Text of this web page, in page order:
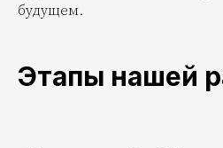
будущем.
Этапы нашей